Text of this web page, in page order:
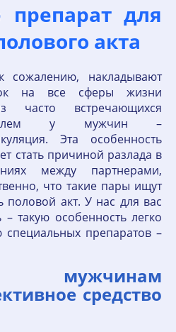
препарат для
акта
накладывают
на все сферы жизни
часто встречающихся
у мужчин –
Эта особенность
стать причиной разлада в
между партнерами,
что такие пары ищут
половой акт. У нас для вас
такую особенность легко
препаратов –
мужчинам
средство